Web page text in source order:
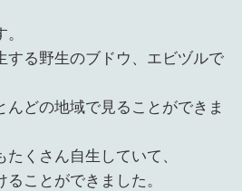
する野生のブドウ、エビヅルで
んどの地域で見ることができま
くさん自生していて、
ことができました。